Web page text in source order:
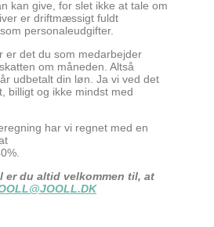
kan give, for slet ikke at tale om
er driftmæssigt fuldt
personaleudgifter.
er det du som medarbejder
om måneden. Altså
udbetalt din løn. Ja vi ved det
billigt og ikke mindst med
har vi regnet med en
er du altid velkommen til, at